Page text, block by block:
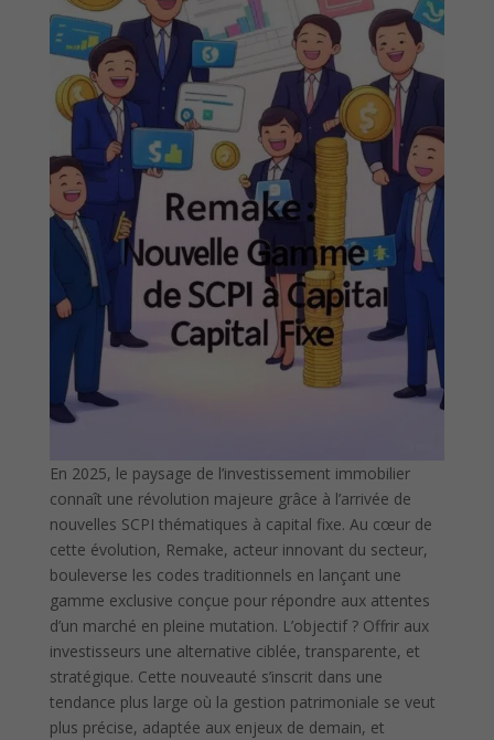
En 2025, le paysage de l’investissement immobilier
connaît une révolution majeure grâce à l’arrivée de
nouvelles SCPI thématiques à capital fixe. Au cœur de
cette évolution, Remake, acteur innovant du secteur,
bouleverse les codes traditionnels en lançant une
gamme exclusive conçue pour répondre aux attentes
d’un marché en pleine mutation. L’objectif ? Offrir aux
investisseurs une alternative ciblée, transparente, et
stratégique. Cette nouveauté s’inscrit dans une
tendance plus large où la gestion patrimoniale se veut
plus précise, adaptée aux enjeux de demain, et